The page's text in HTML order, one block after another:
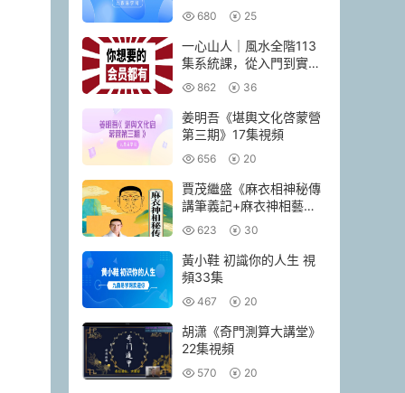
680 25
一心山人｜風水全階113
集系統課，從入門到實戰
一套學完
862 36
姜明吾《堪輿文化啓蒙營
第三期》17集視頻
656 20
賈茂繼‬盛《麻衣相神‬秘傳
講筆義‬記+麻衣神相藝四‬
通玄高面階‬相篇》2本pdf
623 30
黃小鞋 初識你的人生 視
頻33集
467 20
胡潇《奇門測算大講堂》
22集視頻
570 20